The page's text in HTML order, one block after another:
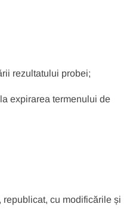
rezultatului probei;
expirarea termenului de
republicat, cu modificările și